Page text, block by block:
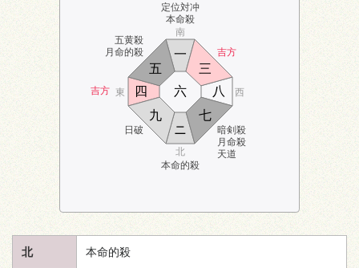
五黄殺
月命的殺
定位対冲
本命殺
吉方
吉方
日破
本命的殺
暗剣殺
月命殺
天道
南
北
東 西
ニ
三
四
五
六
七
八
九
一
北 本命的殺